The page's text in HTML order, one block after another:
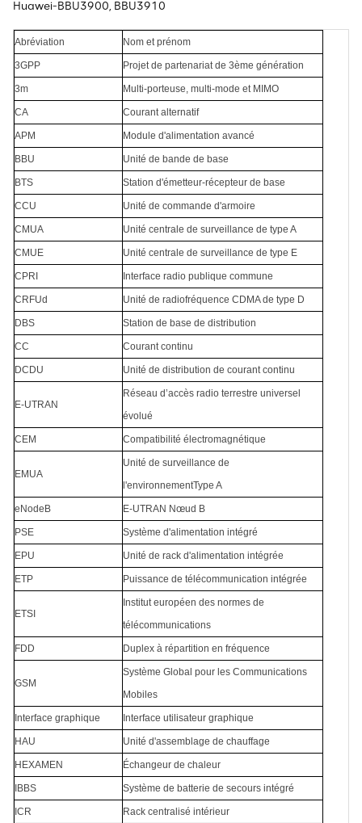
Huawei-BBU3900, BBU3910
Abréviation Nom et prénom
3GPP Projet de partenariat de 3ème génération
3m Multi-porteuse, multi-mode et MIMO
CA Courant alternatif
APM Module d'alimentation avancé
BBU Unité de bande de base
BTS Station d'émetteur-récepteur de base
CCU Unité de commande d'armoire
CMUA Unité centrale de surveillance de type A
CMUE Unité centrale de surveillance de type E
CPRI Interface radio publique commune
CRFUd Unité de radiofréquence CDMA de type D
DBS Station de base de distribution
CC Courant continu
DCDU Unité de distribution de courant continu
E-UTRAN
Réseau d’accès radio terrestre universel
évolué
CEM Compatibilité électromagnétique
EMUA
Unité de surveillance de
l'environnementType A
eNodeB E-UTRAN Nœud B
PSE Système d'alimentation intégré
EPU Unité de rack d'alimentation intégrée
ETP Puissance de télécommunication intégrée
ETSI
Institut européen des normes de
télécommunications
FDD Duplex à répartition en fréquence
GSM
Système Global pour les Communications
Mobiles
Interface graphique Interface utilisateur graphique
HAU Unité d'assemblage de chauffage
HEXAMEN Échangeur de chaleur
IBBS Système de batterie de secours intégré
ICR Rack centralisé intérieur